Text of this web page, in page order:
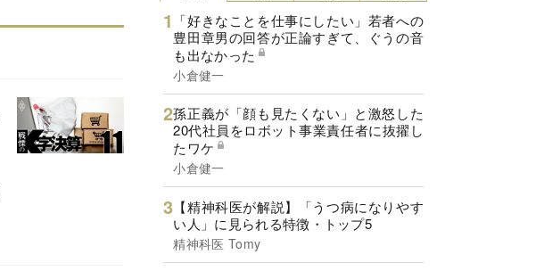
「好きなことを仕事にしたい」若者への
豊田章男の回答が正論すぎて、ぐうの音
も出なかった
小倉健一
孫正義が「顔も見たくない」と激怒した
20代社員をロボット事業責任者に抜擢し
たワケ
小倉健一
【精神科医が解説】「うつ病になりやす
い人」に見られる特徴・トップ5
精神科医 Tomy